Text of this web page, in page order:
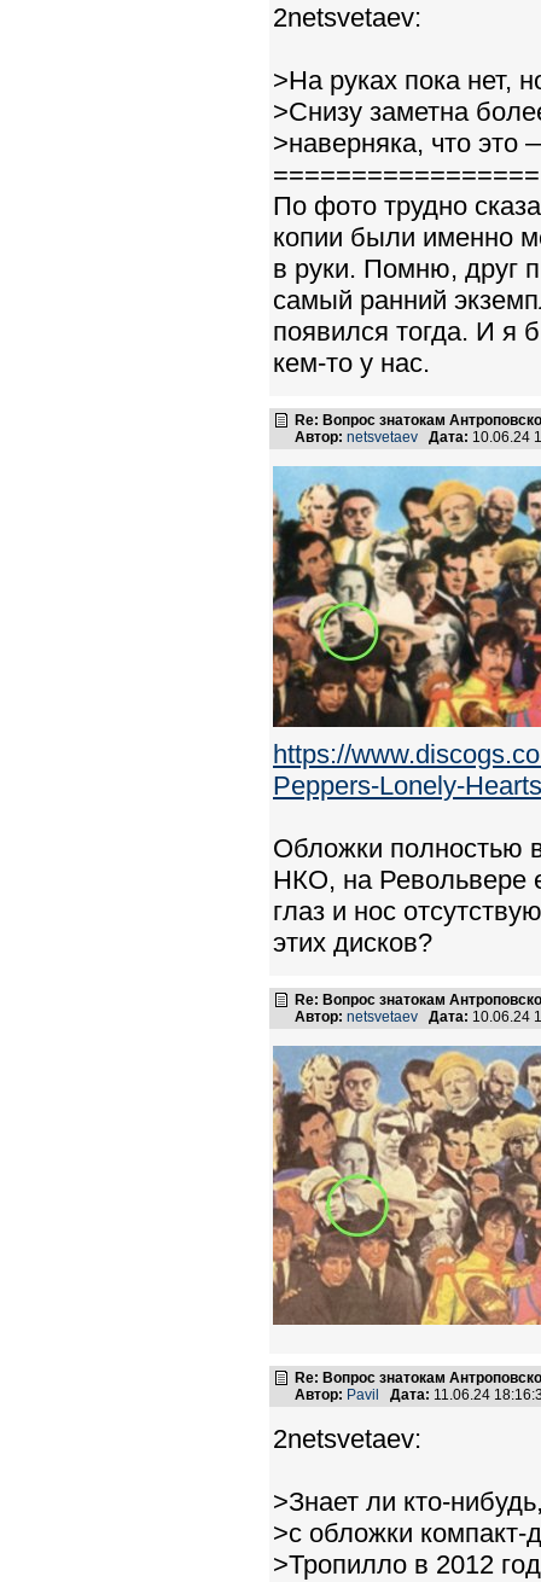
2netsvetaev:
>На руках пока нет,
>Снизу заметна
>наверняка, что это
По фото трудно
копии были именно
в руки. Помню, друг
самый ранний
появился тогда. И
кем-то у нас.
Re: Вопрос знатокам
Автор: netsvetaev Дата: 10.06.24
https://
Peppers-Lonely-
Обложки полностью
НКО, на Револьвере
глаз и нос
этих дисков?
Re: Вопрос знатокам
Автор: netsvetaev Дата: 10.06.24
Re: Вопрос знатокам
Автор: Pavil Дата: 11.06.24
2netsvetaev:
>Знает ли кто-
>с обложки
>Тропилло в 2012